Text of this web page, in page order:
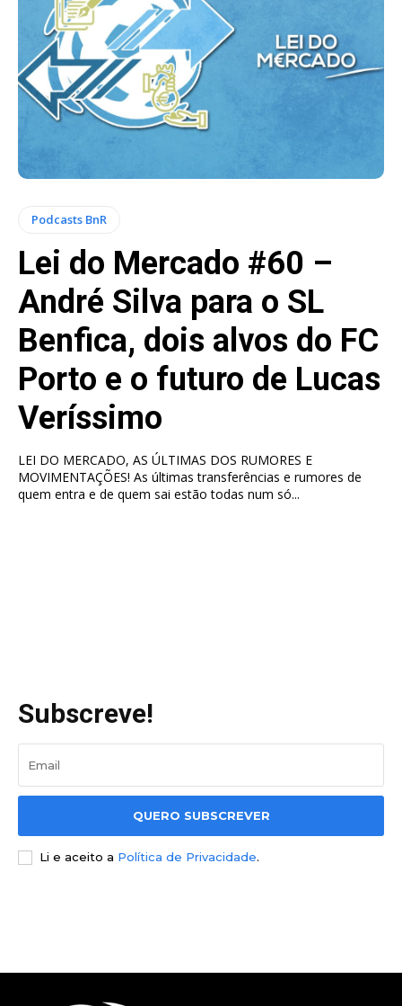
Podcasts BnR
Lei do Mercado #60 –
André Silva para o SL
Benfica, dois alvos do FC
Porto e o futuro de Lucas
Veríssimo
LEI DO MERCADO, AS ÚLTIMAS DOS RUMORES E
MOVIMENTAÇÕES! As últimas transferências e rumores de
quem entra e de quem sai estão todas num só...
Subscreve!
QUERO SUBSCREVER
Li e aceito a Política de Privacidade.